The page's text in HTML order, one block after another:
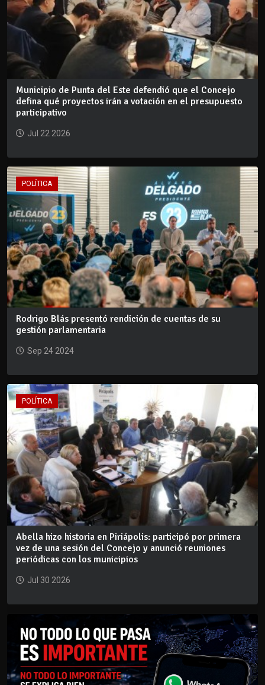
Municipio de Punta del Este defendió que el Concejo
defina qué proyectos irán a votación en el presupuesto
participativo
Jul 22 2026
POLÍTICA
Rodrigo Blás presentó rendición de cuentas de su
gestión parlamentaria
Sep 24 2024
POLÍTICA
Abella hizo historia en Piriápolis: participó por primera
vez de una sesión del Concejo y anunció reuniones
periódicas con los municipios
Jul 30 2026